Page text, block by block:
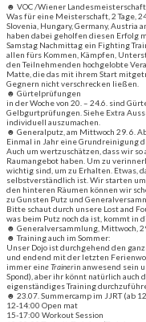
☻ VOC /Wiener Landesmeisterschaft
Was für eine Meisterschaft, 2 Tage,
Slovenia, Hungary, Germany, Austria
haben dabei geholfen diesen Erfolg
Samstag Nachmittag ein Fighting
allen fürs Kommen, Kämpfen,
den Teilnehmenden hochgelobte
Matte, die das mit ihrem Start
Gegnern nicht verschrecken ließen.
☻ Gürtelprüfungen
in der Woche von 20. – 24.6. sind
Gelbgurtprüfungen. Siehe Extra
individuell auszumachen.
☻ Generalputz, am Mittwoch 29. 6.
Einmal in Jahr eine Grundreinigung
Auch um wertzuschätzen, dass wir
Raumangebot haben. Um zu
wichtig sind, um zu Erhalten. Etwas,
selbstverständlich ist. Wir starten
den hinteren Räumen können wir
zu Gunsten Putz und
Bitte schaut durch unsere Lost and
was beim Putz noch da ist, kommt in
☻ Generalversammlung, Mittwoch,
☻ Training auch im Sommer:
Unser Dojo ist durchgehend den
und endend mit der letzten
immer eine Trainerin anwesend sein
Spond), aber ihr könnt natürlich auch
eigenständiges Training
☻ 23.07. Summercamp im JJRT (ab
12-14:00 Open mat
15-17:00 Workout Session